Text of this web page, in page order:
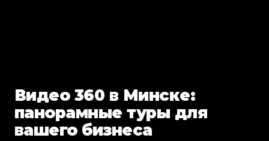
Видео 360 в Минске:
панорамные туры для
вашего бизнеса